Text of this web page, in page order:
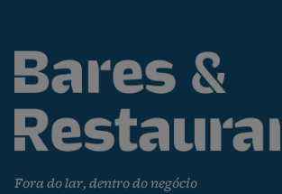
Fora do lar, dentro do negócio